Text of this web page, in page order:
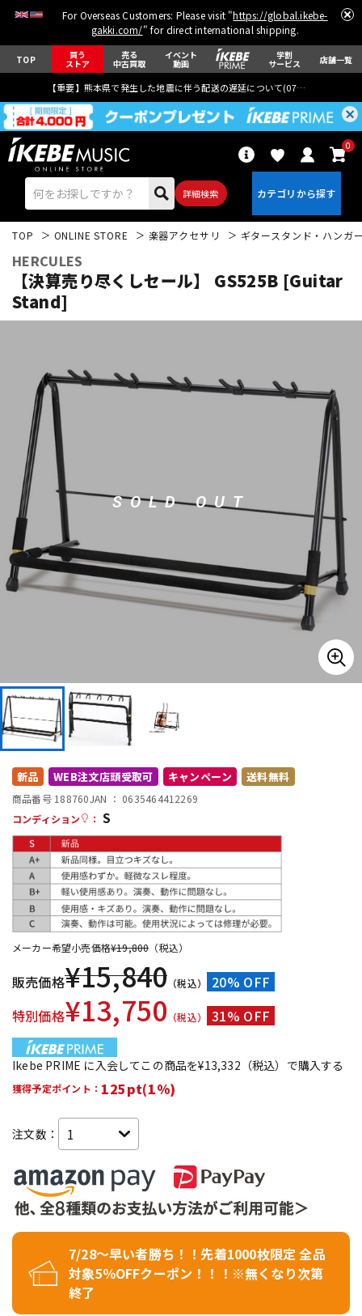
For Overseas Customers: Please visit "https://global.ikebe-
gakki.com/" for direct international shipping.
TOP 買う
ストア
売る
中古買取
イベント
動画
学割
サービス 店舗一覧
【重要】熊本県で発生した地震に伴う配送の遅延について(07月29日
詳細検索
0
ベース ウクレレ
キーボード 電子ピアノ
管楽器
エフェクター
DTM オンライン納品
配信/ライブ機器
中古 ヴィンテージ
TOP ONLINE STORE 楽器アクセサリ ギタースタンド・ハンガ
HERCULES
【決算売り尽くしセール】 GS525B [Guitar
Stand]
SOLD OUT
新品 WEB注文店頭受取可 キャンペーン 送料無料
商品番号 188760JAN ： 0635464412269
コンディション
： S
メーカー希望小売価格¥19,800 （税込）
販売価格¥15,840 （税込）
20% OFF
特別価格¥13,750 （税込） 31% OFF
Ikebe PRIME に入会してこの商品を¥13,332（税込）で購入する
獲得予定ポイント： 125pt(1%)
注文数：
7/28～早い者勝ち！！先着1000枚限定 全品
対象5％OFFクーポン！！！※無くなり次第
終了